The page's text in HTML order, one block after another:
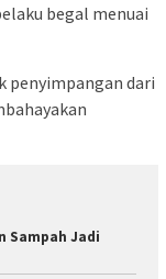
begal menuai
penyimpangan dari
Sampah Jadi